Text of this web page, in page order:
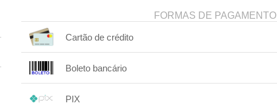
FORMAS DE PAGAMENTO
Cartão de crédito
2x sem juros de R$ 86,00
Boleto bancário
PIX